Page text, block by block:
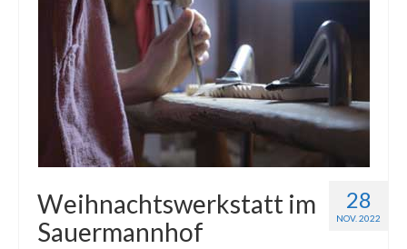
28
NOV. 2022
Weihnachtswerkstatt im
Sauermannhof